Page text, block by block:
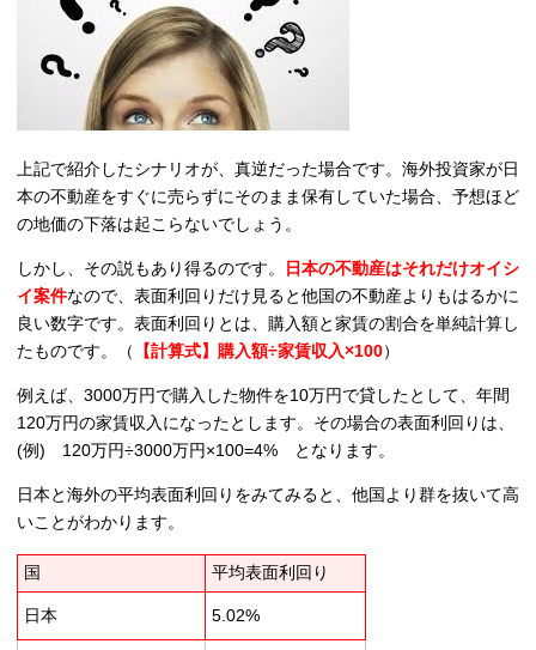
上記で紹介したシナリオが、真逆だった場合です。海外投資家が日
本の不動産をすぐに売らずにそのまま保有していた場合、予想ほど
の地価の下落は起こらないでしょう。
しかし、その説もあり得るのです。
日本の不動産はそれだけオイシ
イ案件なので、表面利回りだけ見ると他国の不動産よりもはるかに
良い数字です。表面利回りとは、購入額と家賃の割合を単純計算し
たものです。（
【計算式】購入額÷家賃収入×100）
例えば、3000万円で購入した物件を10万円で貸したとして、年間
120万円の家賃収入になったとします。その場合の表面利回りは、
(例) 120万円÷3000万円×100=4% となります。
日本と海外の平均表面利回りをみてみると、他国より群を抜いて高
いことがわかります。
国 平均表面利回り
日本 5.02%